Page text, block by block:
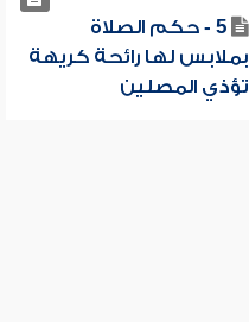
5 - حكم الصلاة
بملابس لها رائحة كريهة
تؤذي المصلين